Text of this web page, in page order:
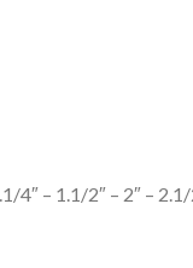
4″ – 1.1/2″ – 2″ – 2.1/